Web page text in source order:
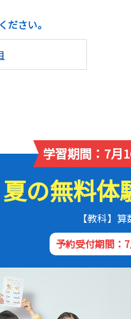
ださい。
学習期間：7月
夏の無料体
【教科】
予約受付期間：